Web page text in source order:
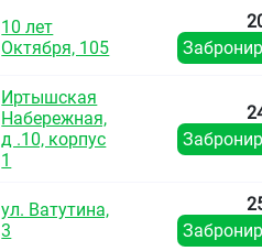
10 лет
Октября, 105
Иртышская
Набережная,
д .10, корпус
1
ул. Ватутина,
3